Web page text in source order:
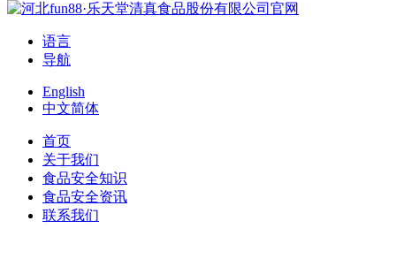
语言
导航
English
中文简体
首页
关于我们
食品安全知识
食品安全资讯
联系我们